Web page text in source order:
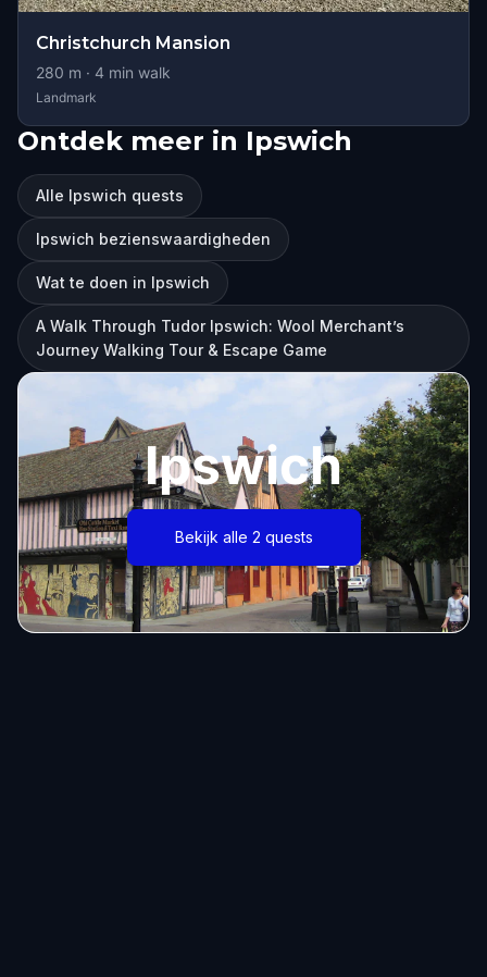
Christchurch Mansion
280 m · 4 min walk
Landmark
Ontdek meer in Ipswich
Alle Ipswich quests
Ipswich bezienswaardigheden
Wat te doen in Ipswich
A Walk Through Tudor Ipswich: Wool Merchant’s
Journey Walking Tour & Escape Game
Ipswich
Bekijk alle 2 quests